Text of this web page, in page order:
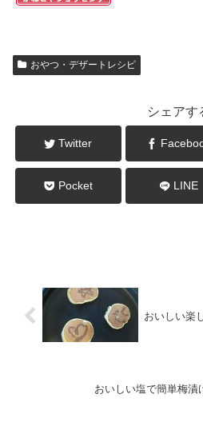
おやつ・デザートレシピ
シェアす
Twitter
Pocket LINE
おいしい楽
おいしい塩で簡単梅漬